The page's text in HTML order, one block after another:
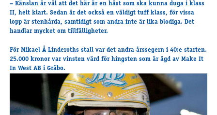
Om travskolan
Samarbetspartners
Kursutbud och Aktiviteter
Ungdoms­stipendium
Kontakt
– Känslan är väl att det här är en häst som ska kunna duga i klass
II, helt klart. Sedan är det också en väldigt tuff klass, för vissa
lopp är stenhårda, samtidigt som andra inte är lika blodiga. Det
handlar mycket om tillfälligheter.
För Mikael Å Linderoths stall var det andra årssegern i 40:e starten.
25.000 kronor var vinsten värd för hingsten som är ägd av Make It
In West AB i Gråbo.